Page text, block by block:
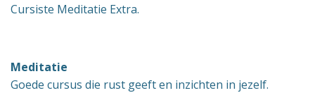
Cursiste Meditatie Extra.
Meditatie
Goede cursus die rust geeft en inzichten in jezelf.